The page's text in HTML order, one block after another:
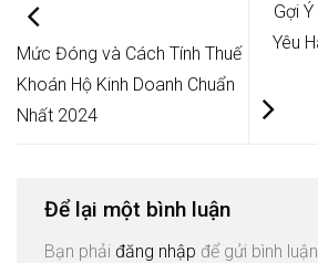
Mức Đóng và Cách Tính Thuế
Khoán Hộ Kinh Doanh Chuẩn
Nhất 2024
Gợi
Yêu
Để lại một bình luận
Bạn phải đăng nhập để gửi bình